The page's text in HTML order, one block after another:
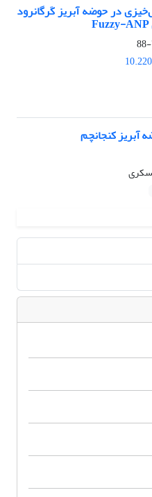
در حوضه آبریز کَرگانرود
آبریز کنجانچم